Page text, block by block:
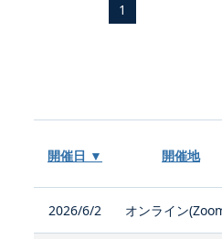
1
開催日 ▼ 開催地
2026/6/2 オンライン